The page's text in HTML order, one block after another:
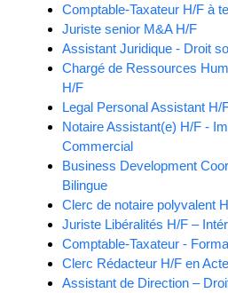
Comptable-Taxateur H/F à
Juriste senior M&A H/F
Assistant Juridique - Droit
Chargé de Ressources
H/F
Legal Personal Assistant H/
Notaire Assistant(e) H/F -
Commercial
Business Development
Bilingue
Clerc de notaire polyvalent
Juriste Libéralités H/F –
Comptable-Taxateur -
Clerc Rédacteur H/F en
Assistant de Direction –